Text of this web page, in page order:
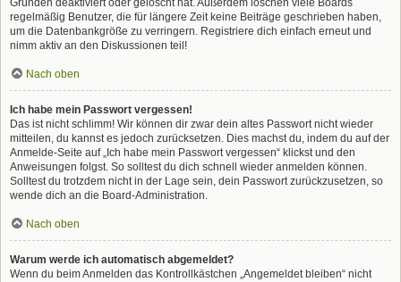
Gründen deaktiviert oder gelöscht hat. Außerdem löschen viele Boards
regelmäßig Benutzer, die für längere Zeit keine Beiträge geschrieben haben,
um die Datenbankgröße zu verringern. Registriere dich einfach erneut und
nimm aktiv an den Diskussionen teil!
Nach oben
Ich habe mein Passwort vergessen!
Das ist nicht schlimm! Wir können dir zwar dein altes Passwort nicht wieder
mitteilen, du kannst es jedoch zurücksetzen. Dies machst du, indem du auf der
Anmelde-Seite auf „Ich habe mein Passwort vergessen“ klickst und den
Anweisungen folgst. So solltest du dich schnell wieder anmelden können.
Solltest du trotzdem nicht in der Lage sein, dein Passwort zurückzusetzen, so
wende dich an die Board-Administration.
Nach oben
Warum werde ich automatisch abgemeldet?
Wenn du beim Anmelden das Kontrollkästchen „Angemeldet bleiben“ nicht